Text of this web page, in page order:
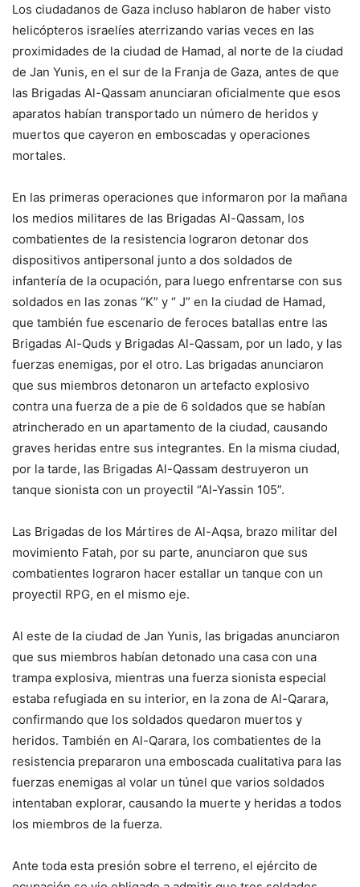
Los ciudadanos de Gaza incluso hablaron de haber visto
helicópteros israelíes aterrizando varias veces en las
proximidades de la ciudad de Hamad, al norte de la ciudad
de Jan Yunis, en el sur de la Franja de Gaza, antes de que
las Brigadas Al-Qassam anunciaran oficialmente que esos
aparatos habían transportado un número de heridos y
muertos que cayeron en emboscadas y operaciones
mortales.
En las primeras operaciones que informaron por la mañana
los medios militares de las Brigadas Al-Qassam, los
combatientes de la resistencia lograron detonar dos
dispositivos antipersonal junto a dos soldados de
infantería de la ocupación, para luego enfrentarse con sus
soldados en las zonas “K” y “ J” en la ciudad de Hamad,
que también fue escenario de feroces batallas entre las
Brigadas Al-Quds y Brigadas Al-Qassam, por un lado, y las
fuerzas enemigas, por el otro. Las brigadas anunciaron
que sus miembros detonaron un artefacto explosivo
contra una fuerza de a pie de 6 soldados que se habían
atrincherado en un apartamento de la ciudad, causando
graves heridas entre sus integrantes. En la misma ciudad,
por la tarde, las Brigadas Al-Qassam destruyeron un
tanque sionista con un proyectil “Al-Yassin 105”.
Las Brigadas de los Mártires de Al-Aqsa, brazo militar del
movimiento Fatah, por su parte, anunciaron que sus
combatientes lograron hacer estallar un tanque con un
proyectil RPG, en el mismo eje.
Al este de la ciudad de Jan Yunis, las brigadas anunciaron
que sus miembros habían detonado una casa con una
trampa explosiva, mientras una fuerza sionista especial
estaba refugiada en su interior, en la zona de Al-Qarara,
confirmando que los soldados quedaron muertos y
heridos. También en Al-Qarara, los combatientes de la
resistencia prepararon una emboscada cualitativa para las
fuerzas enemigas al volar un túnel que varios soldados
intentaban explorar, causando la muerte y heridas a todos
los miembros de la fuerza.
Ante toda esta presión sobre el terreno, el ejército de